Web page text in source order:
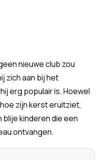
nieuwe club zou
zich aan bij het
erg populair is. Hoewel
zijn kerst eruitziet,
blije kinderen die een
ontvangen.